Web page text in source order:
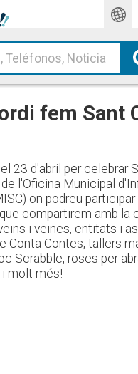
fem Sant
23 d'abril per celebrar
l'Oficina Municipal
on podreu
compartirem amb la
i veïnes, entitats i
Conta Contes, tallers
Scrabble, roses per
molt més!